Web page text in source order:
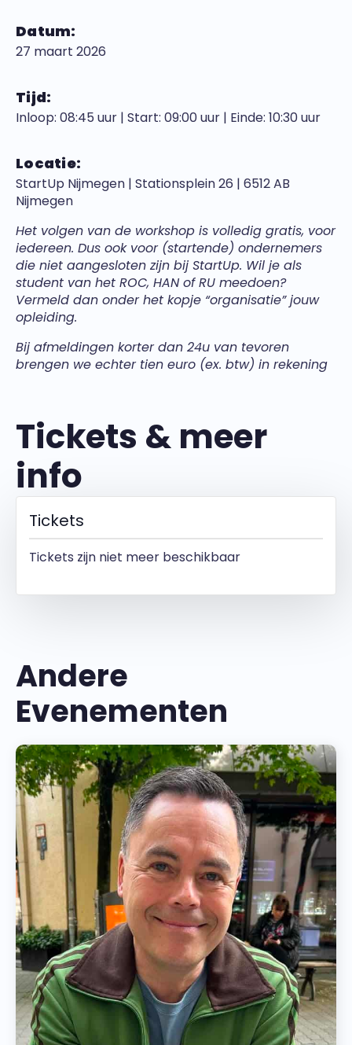
Datum:
27 maart 2026
Tijd:
Inloop: 08:45 uur | Start: 09:00 uur | Einde: 10:30 uur
Locatie:
StartUp Nijmegen | Stationsplein 26 | 6512 AB
Nijmegen
Het volgen van de workshop is volledig gratis, voor
iedereen. Dus ook voor (startende) ondernemers
die niet aangesloten zijn bij StartUp. Wil je als
student van het ROC, HAN of RU meedoen?
Vermeld dan onder het kopje “organisatie” jouw
opleiding.
Bij afmeldingen korter dan 24u van tevoren
brengen we echter tien euro (ex. btw) in rekening
Tickets & meer
info
Tickets
Tickets zijn niet meer beschikbaar
Andere
Evenementen